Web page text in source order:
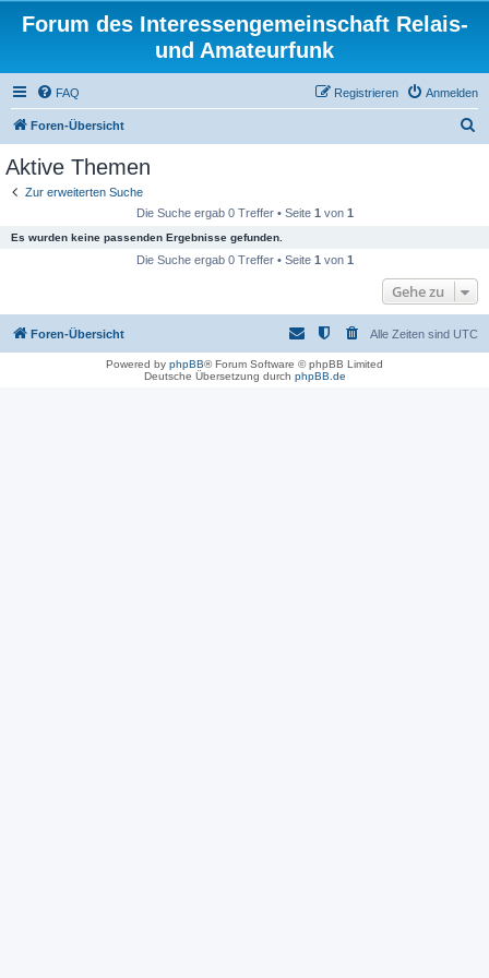
Forum des Interessengemeinschaft Relais-
und Amateurfunk
FAQ Anmelden
Registrieren
Foren-Übersicht
Aktive Themen
Zur erweiterten Suche
Die Suche ergab 0 Treffer • Seite 1 von 1
Es wurden keine passenden Ergebnisse gefunden.
Die Suche ergab 0 Treffer • Seite 1 von 1
Gehe zu
Foren-Übersicht Alle Zeiten sind UTC
Powered by phpBB® Forum Software © phpBB Limited
Deutsche Übersetzung durch phpBB.de